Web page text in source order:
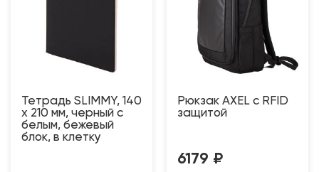
Тетрадь SLIMMY, 140
х 210 мм, черный с
белым, бежевый
блок, в клетку
Рюкзак AXEL c RFID
защитой
6179 ₽